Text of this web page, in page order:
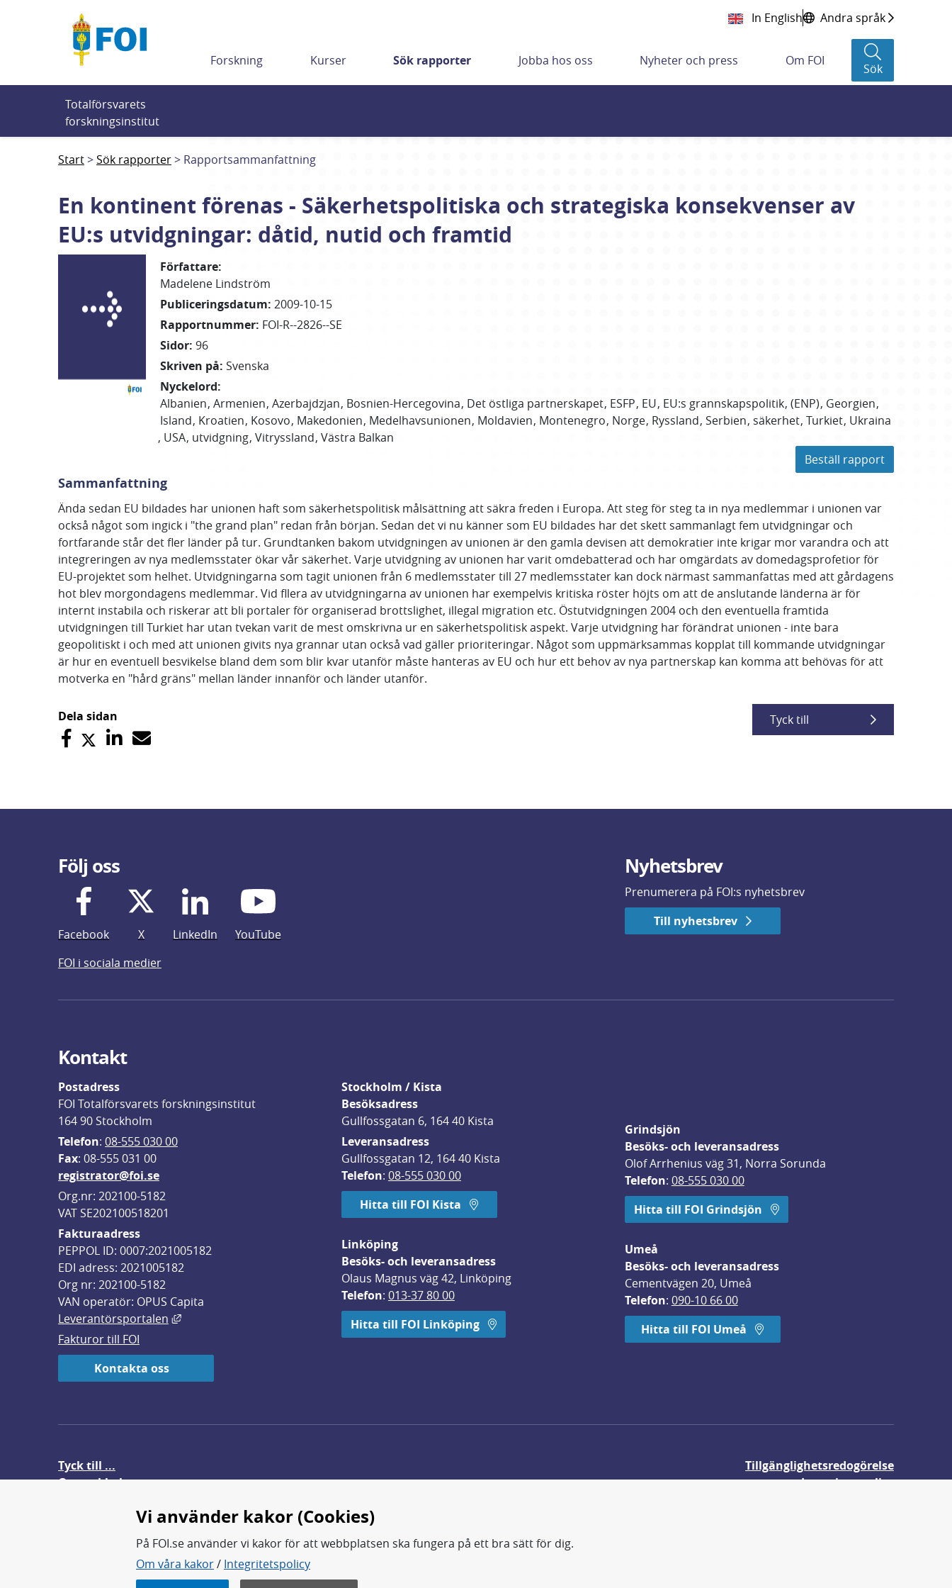
In English Andra språk
Forskning Kurser Sök rapporter Jobba hos oss Nyheter och press Om FOI
Sök
Totalförsvarets
forskningsinstitut
Start Sök rapporter Rapportsammanfattning
En kontinent förenas - Säkerhetspolitiska och strategiska konsekvenser av
EU:s utvidgningar: dåtid, nutid och framtid
Författare:
Madelene Lindström
Publiceringsdatum: 2009-10-15
Rapportnummer: FOI-R--2826--SE
Sidor: 96
Skriven på: Svenska
Nyckelord:
Albanien Armenien Azerbajdzjan Bosnien-Hercegovina Det östliga partnerskapet ESFP EU EU:s grannskapspolitik (ENP) Georgien
Island Kroatien Kosovo Makedonien Medelhavsunionen Moldavien Montenegro Norge Ryssland Serbien säkerhet Turkiet Ukraina
USA utvidgning Vitryssland Västra Balkan
Beställ rapport
Sammanfattning
Ända sedan EU bildades har unionen haft som säkerhetspolitisk målsättning att säkra freden i Europa. Att steg för steg ta in nya medlemmar i unionen var
också något som ingick i "the grand plan" redan från början. Sedan det vi nu känner som EU bildades har det skett sammanlagt fem utvidgningar och
fortfarande står det fler länder på tur. Grundtanken bakom utvidgningen av unionen är den gamla devisen att demokratier inte krigar mor varandra och att
integreringen av nya medlemsstater ökar vår säkerhet. Varje utvidgning av unionen har varit omdebatterad och har omgärdats av domedagsprofetior för
EU-projektet som helhet. Utvidgningarna som tagit unionen från 6 medlemsstater till 27 medlemsstater kan dock närmast sammanfattas med att gårdagens
hot blev morgondagens medlemmar. Vid fllera av utvidgningarna av unionen har exempelvis kritiska röster höjts om att de anslutande länderna är för
internt instabila och riskerar att bli portaler för organiserad brottslighet, illegal migration etc. Östutvidgningen 2004 och den eventuella framtida
utvidgningen till Turkiet har utan tvekan varit de mest omskrivna ur en säkerhetspolitisk aspekt. Varje utvidgning har förändrat unionen - inte bara
geopolitiskt i och med att unionen givits nya grannar utan också vad gäller prioriteringar. Något som uppmärksammas kopplat till kommande utvidgningar
är hur en eventuell besvikelse bland dem som blir kvar utanför måste hanteras av EU och hur ett behov av nya partnerskap kan komma att behövas för att
motverka en "hård gräns" mellan länder innanför och länder utanför.
Dela sidan Tyck till
Följ oss
Facebook X LinkedIn
YouTube
FOI i sociala medier
Nyhetsbrev
Prenumerera på FOI:s nyhetsbrev
Till nyhetsbrev
Kontakt
Postadress
FOI Totalförsvarets forskningsinstitut
164 90 Stockholm
Telefon: 08-555 030 00
Fax: 08-555 031 00
registrator@foi.se
Org.nr: 202100-5182
VAT SE202100518201
Fakturaadress
PEPPOL ID: 0007:2021005182
EDI adress: 2021005182
Org nr: 202100-5182
VAN operatör: OPUS Capita
Leverantörsportalen
Länk till annan webbplats, öppnas i nytt fönster.
Fakturor till FOI
Kontakta oss
Stockholm / Kista
Besöksadress
Gullfossgatan 6, 164 40 Kista
Leveransadress
Gullfossgatan 12, 164 40 Kista
Telefon: 08-555 030 00
Hitta till FOI Kista
Linköping
Besöks- och leveransadress
Olaus Magnus väg 42, Linköping
Telefon: 013-37 80 00
Hitta till FOI Linköping
Grindsjön
Besöks- och leveransadress
Olof Arrhenius väg 31, Norra Sorunda
Telefon: 08-555 030 00
Hitta till FOI Grindsjön
Umeå
Besöks- och leveransadress
Cementvägen 20, Umeå
Telefon: 090-10 66 00
Hitta till FOI Umeå
Tyck till ...
Om webbplatsen
Tillgänglighetsredogörelse
Integritetspolicy
FOI forskar för en säkrare värld.
Vi använder kakor (Cookies)
På FOI.se använder vi kakor för att webbplatsen ska fungera på ett bra sätt för dig.
Om våra kakor/ Integritetspolicy